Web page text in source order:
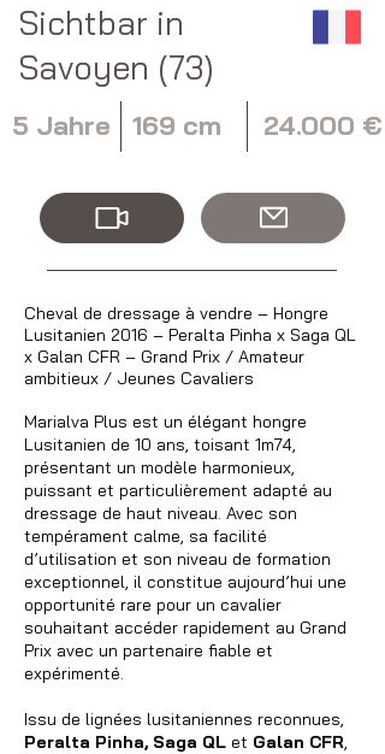
Sichtbar in
Savoyen (73)
5 Jahre 169 cm 24.000 €
Cheval de dressage à vendre – Hongre
Lusitanien 2016 – Peralta Pinha x Saga QL
x Galan CFR – Grand Prix / Amateur
ambitieux / Jeunes Cavaliers
Marialva Plus est un élégant hongre
Lusitanien de 10 ans, toisant 1m74,
présentant un modèle harmonieux,
puissant et particulièrement adapté au
dressage de haut niveau. Avec son
tempérament calme, sa facilité
d’utilisation et son niveau de formation
exceptionnel, il constitue aujourd’hui une
opportunité rare pour un cavalier
souhaitant accéder rapidement au Grand
Prix avec un partenaire fiable et
expérimenté.
Issu de lignées lusitaniennes reconnues,
Peralta Pinha, Saga QL et Galan CFR